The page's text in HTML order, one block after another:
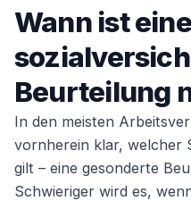
Wann ist eine
Beurteilung
In den meisten
vornherein klar, welcher
gilt – eine gesonderte
Schwieriger wird es,